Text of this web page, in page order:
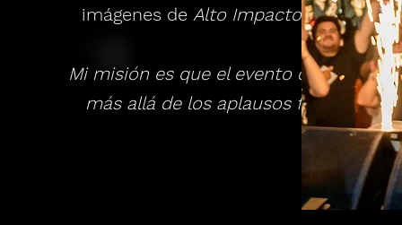
imágenes de Alto Impacto Visual.
Mi misión es que el evento continue
más allá de los aplausos finales.